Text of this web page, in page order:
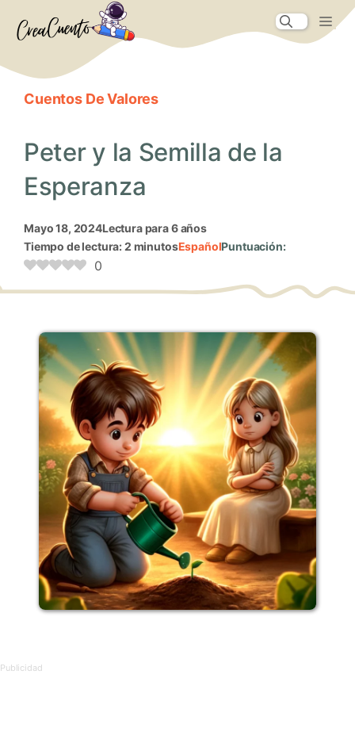
Cuentos De Valores
Peter y la Semilla de la
Esperanza
mayo 18, 2024Lectura para 6 años
Tiempo de lectura: 2 minutosEspañolPuntuación:
0